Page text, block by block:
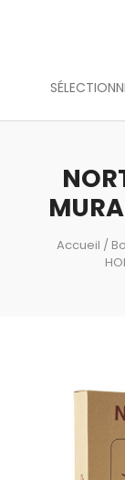
Accueil /